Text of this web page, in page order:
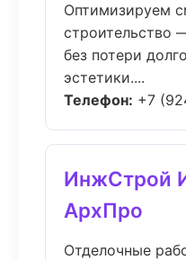
Оптимизируем
строительство
без потери
эстетики....
Телефон: +7
ИнжСтрой
АрхПро
Отделочные